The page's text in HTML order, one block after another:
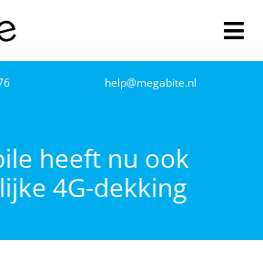
help@megabite.nl
heeft nu ook
4G-dekking